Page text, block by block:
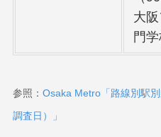
大
門学
参照： Osaka Metro「路線別駅
調査日）」